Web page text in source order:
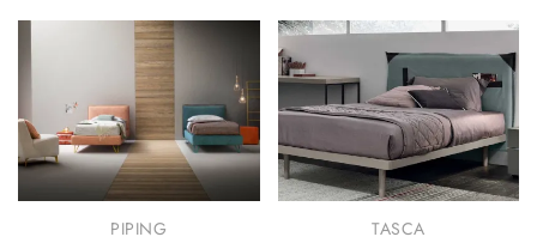
PIPING TASCA